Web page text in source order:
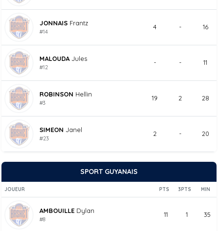
JONNAIS Frantz
#14
4 - 16
MALOUDA Jules
#12
- - 11
ROBINSON Hellin
#3
19 2 28
SIMEON Janel
#23
2 - 20
SPORT GUYANAIS
JOUEUR PTS 3PTS MIN
AMBOUILLE Dylan
#8
11 1 35